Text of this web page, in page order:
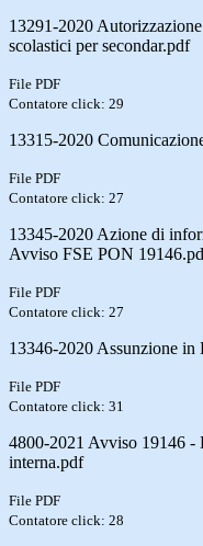
13291-2020
scolastici per secondar.pdf
File PDF
Contatore click: 29
13315-2020
File PDF
Contatore click: 27
13345-2020 Azione di
Avviso FSE PON
File PDF
Contatore click: 27
13346-2020 Assunzione
File PDF
Contatore click: 31
4800-2021 Avviso 19146 -
interna.pdf
File PDF
Contatore click: 28